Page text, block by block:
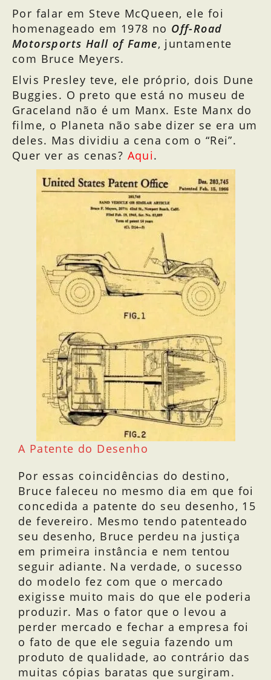
Por falar em Steve McQueen, ele foi
homenageado em 1978 no Off-Road
Motorsports Hall of Fame, juntamente
com Bruce Meyers.
Elvis Presley teve, ele próprio, dois Dune
Buggies. O preto que está no museu de
Graceland não é um Manx. Este Manx do
filme, o Planeta não sabe dizer se era um
deles. Mas dividiu a cena com o “Rei”.
Quer ver as cenas? Aqui.
A Patente do Desenho
Por essas coincidências do destino,
Bruce faleceu no mesmo dia em que foi
concedida a patente do seu desenho, 15
de fevereiro. Mesmo tendo patenteado
seu desenho, Bruce perdeu na justiça
em primeira instância e nem tentou
seguir adiante. Na verdade, o sucesso
do modelo fez com que o mercado
exigisse muito mais do que ele poderia
produzir. Mas o fator que o levou a
perder mercado e fechar a empresa foi
o fato de que ele seguia fazendo um
produto de qualidade, ao contrário das
muitas cópias baratas que surgiram.